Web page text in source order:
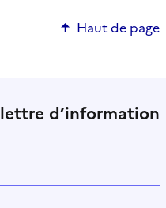
Haut de page
d’information